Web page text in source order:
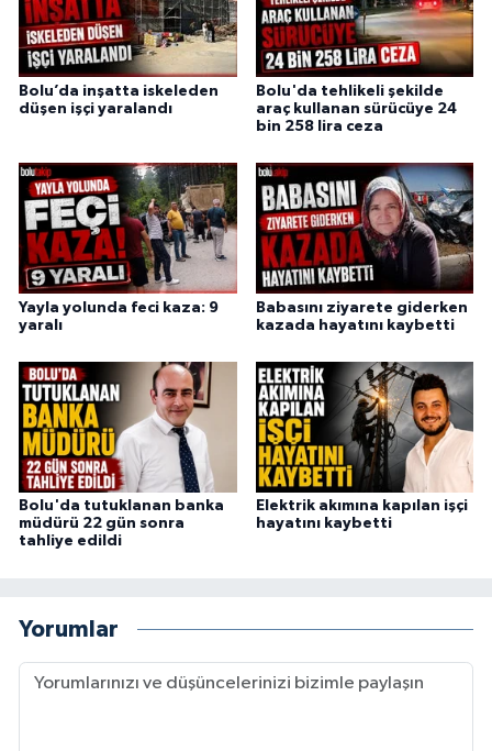
Bolu’da inşatta iskeleden
düşen işçi yaralandı
Bolu'da tehlikeli şekilde
araç kullanan sürücüye 24
bin 258 lira ceza
Yayla yolunda feci kaza: 9
yaralı
Babasını ziyarete giderken
kazada hayatını kaybetti
Bolu'da tutuklanan banka
müdürü 22 gün sonra
tahliye edildi
Elektrik akımına kapılan işçi
hayatını kaybetti
Yorumlar